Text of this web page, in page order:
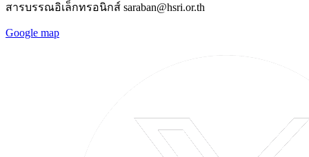
สารบรรณอิเล็กทรอนิกส์ saraban@hsri.or.th
Google map